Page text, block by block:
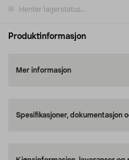
Henter lagerstatus...
Produktinformasjon
Mer informasjon
Spesifikasjoner, dokumentasjon